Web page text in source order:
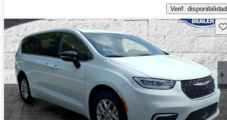
Verif. disponibilidad